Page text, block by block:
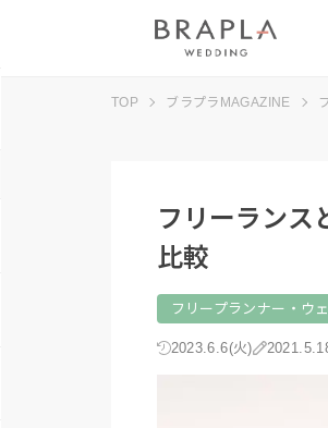
TOP ブラプラMAGAZINE
フリーランス
比較
フリープランナー・ウ
2023.6.6(火)